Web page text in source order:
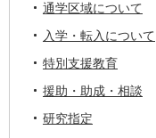
通学区域について
入学・転入について
特別支援教育
援助・助成・相談
研究指定